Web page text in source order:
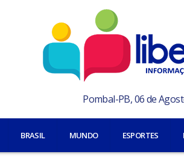
Pombal-PB, 06 de
BRASIL MUNDO ESPORTES